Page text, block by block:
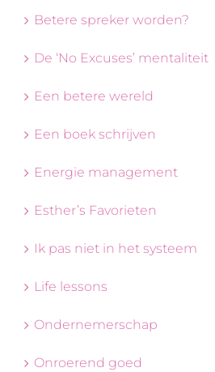
Betere spreker worden?
De ‘No Excuses’ mentaliteit
Een betere wereld
Een boek schrijven
Energie management
Esther’s Favorieten
Ik pas niet in het systeem
Life lessons
Ondernemerschap
Onroerend goed